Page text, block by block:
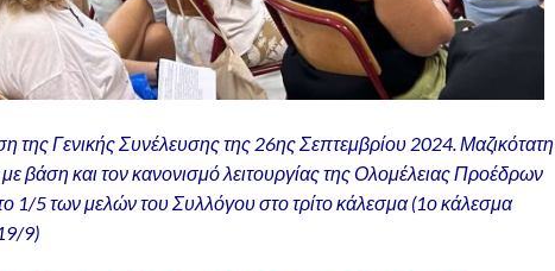
Γενικής Συνέλευσης της 26ης Σεπτεμβρίου 2024. Μαζικότατη
βάση και τον κανονισμό λειτουργίας της Ολομέλειας Προέδρων
5 των μελών του Συλλόγου στο τρίτο κάλεσμα (1ο κάλεσμα
9)